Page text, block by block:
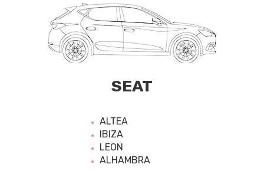
SEAT
ALTEA
IBIZA
LEON
ALHAMBRA